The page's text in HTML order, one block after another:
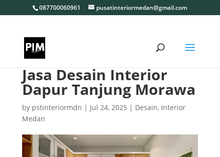
087700060961 pusatinteriormedan@gmail.com
Jasa Desain Interior
Dapur Tanjung Morawa
by pstinteriormdn | Jul 24, 2025 | Desain, Interior
Medan